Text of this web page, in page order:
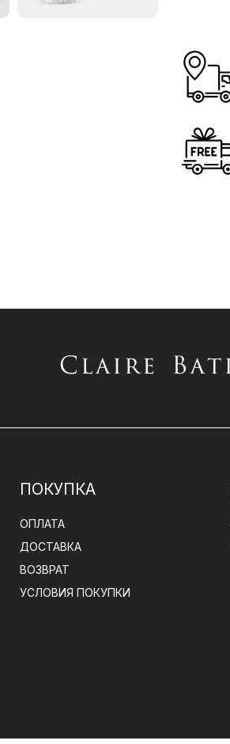
ПОКУПКА
ОПЛАТА
ДОСТАВКА
ВОЗВРАТ
УСЛОВИЯ ПОКУПКИ